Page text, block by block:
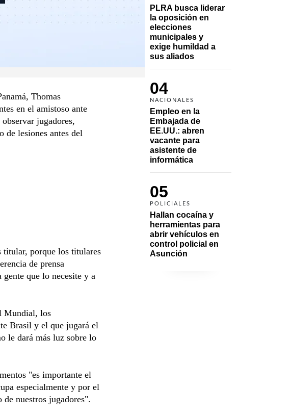
PLRA busca liderar
la oposición en
elecciones
municipales y
exige humildad a
sus aliados
04
NACIONALES
Empleo en la
Embajada de
EE.UU.: abren
vacante para
asistente de
informática
05
POLICIALES
Hallan cocaína y
herramientas para
abrir vehículos en
control policial en
Asunción
Thomas
en el amistoso ante
jugadores,
lesiones antes del
titular, porque los titulares
de prensa
que lo necesite y a
Mundial, los
Brasil y el que jugará el
le dará más luz sobre lo
"es importante el
especialmente y por el
de nuestros jugadores".